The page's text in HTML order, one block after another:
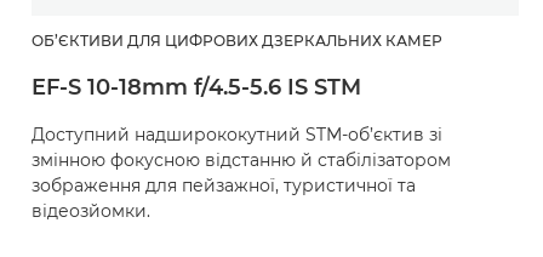
ОБ’ЄКТИВИ ДЛЯ ЦИФРОВИХ ДЗЕРКАЛЬНИХ КАМЕР
EF-S 10-18mm f/4.5-5.6 IS STM
Доступний надширококутний STM-об’єктив зі
змінною фокусною відстанню й стабілізатором
зображення для пейзажної, туристичної та
відеозйомки.